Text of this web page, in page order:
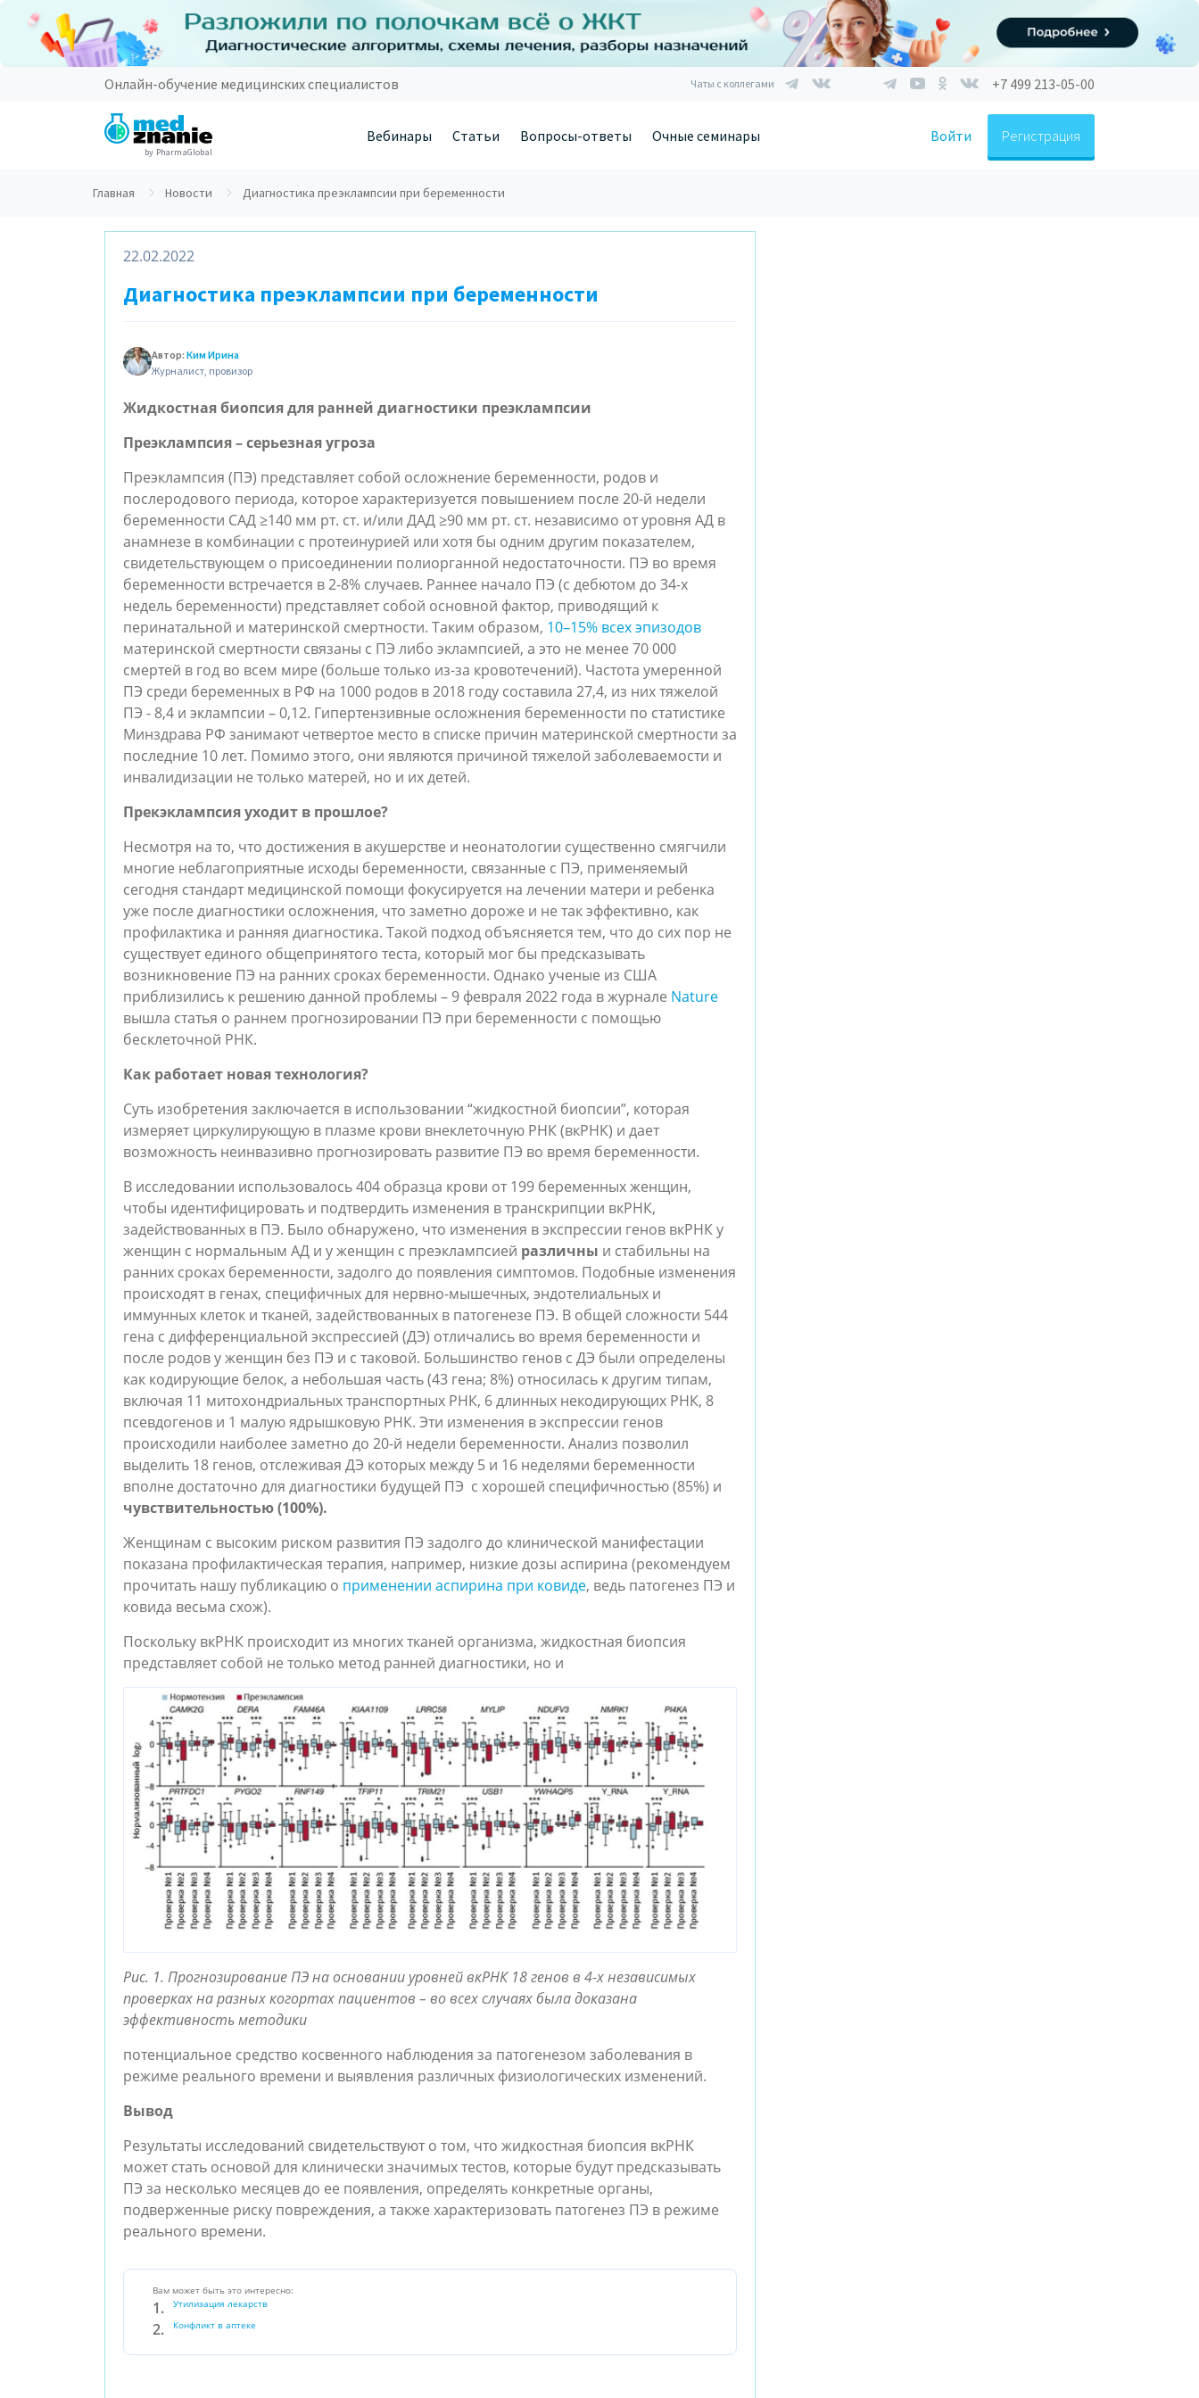
Онлайн-обучение медицинских специалистов Чаты с коллегами +7 499 213-05-00
by PharmaGlobal
Вебинары Статьи Вопросы-ответы Очные семинары Войти Регистрация
Главная Новости Диагностика преэклампсии при беременности
22.02.2022
Диагностика преэклампсии при беременности
Автор: Ким Ирина
Журналист, провизор
Жидкостная биопсия для ранней диагностики преэклампсии
Преэклампсия – серьезная угроза
Преэклампсия (ПЭ) представляет собой осложнение беременности, родов и
послеродового периода, которое характеризуется повышением после 20-й недели
беременности САД ≥140 мм рт. ст. и/или ДАД ≥90 мм рт. ст. независимо от уровня АД в
анамнезе в комбинации с протеинурией или хотя бы одним другим показателем,
свидетельствующем о присоединении полиорганной недостаточности. ПЭ во время
беременности встречается в 2-8% случаев. Раннее начало ПЭ (с дебютом до 34-х
недель беременности) представляет собой основной фактор, приводящий к
перинатальной и материнской смертности. Таким образом, 10–15% всех эпизодов
материнской смертности связаны с ПЭ либо эклампсией, а это не менее 70 000
смертей в год во всем мире (больше только из-за кровотечений). Частота умеренной
ПЭ среди беременных в РФ на 1000 родов в 2018 году составила 27,4, из них тяжелой
ПЭ - 8,4 и эклампсии – 0,12. Гипертензивные осложнения беременности по статистике
Минздрава РФ занимают четвертое место в списке причин материнской смертности за
последние 10 лет. Помимо этого, они являются причиной тяжелой заболеваемости и
инвалидизации не только матерей, но и их детей.
Прекэклампсия уходит в прошлое?
Несмотря на то, что достижения в акушерстве и неонатологии существенно смягчили
многие неблагоприятные исходы беременности, связанные с ПЭ, применяемый
сегодня стандарт медицинской помощи фокусируется на лечении матери и ребенка
уже после диагностики осложнения, что заметно дороже и не так эффективно, как
профилактика и ранняя диагностика. Такой подход объясняется тем, что до сих пор не
существует единого общепринятого теста, который мог бы предсказывать
возникновение ПЭ на ранних сроках беременности. Однако ученые из США
приблизились к решению данной проблемы – 9 февраля 2022 года в журнале Nature
вышла статья о раннем прогнозировании ПЭ при беременности с помощью
бесклеточной РНК.
Как работает новая технология?
Суть изобретения заключается в использовании “жидкостной биопсии”, которая
измеряет циркулирующую в плазме крови внеклеточную РНК (вкРНК) и дает
возможность неинвазивно прогнозировать развитие ПЭ во время беременности.
В исследовании использовалось 404 образца крови от 199 беременных женщин,
чтобы идентифицировать и подтвердить изменения в транскрипции вкРНК,
задействованных в ПЭ. Было обнаружено, что изменения в экспрессии генов вкРНК у
женщин с нормальным АД и у женщин с преэклампсией различны и стабильны на
ранних сроках беременности, задолго до появления симптомов. Подобные изменения
происходят в генах, специфичных для нервно-мышечных, эндотелиальных и
иммунных клеток и тканей, задействованных в патогенезе ПЭ. В общей сложности 544
гена с дифференциальной экспрессией (ДЭ) отличались во время беременности и
после родов у женщин без ПЭ и с таковой. Большинство генов с ДЭ были определены
как кодирующие белок, а небольшая часть (43 гена; 8%) относилась к другим типам,
включая 11 митохондриальных транспортных РНК, 6 длинных некодирующих РНК, 8
псевдогенов и 1 малую ядрышковую РНК. Эти изменения в экспрессии генов
происходили наиболее заметно до 20-й недели беременности. Анализ позволил
выделить 18 генов, отслеживая ДЭ которых между 5 и 16 неделями беременности
вполне достаточно для диагностики будущей ПЭ с хорошей специфичностью (85%) и
чувствительностью (100%).
Женщинам с высоким риском развития ПЭ задолго до клинической манифестации
показана профилактическая терапия, например, низкие дозы аспирина (рекомендуем
прочитать нашу публикацию о применении аспирина при ковиде, ведь патогенез ПЭ и
ковида весьма схож).
Поскольку вкРНК происходит из многих тканей организма, жидкостная биопсия
представляет собой не только метод ранней диагностики, но и
Рис. 1. Прогнозирование ПЭ на основании уровней вкРНК 18 генов в 4-х независимых
проверках на разных когортах пациентов – во всех случаях была доказана
эффективность методики
потенциальное средство косвенного наблюдения за патогенезом заболевания в
режиме реального времени и выявления различных физиологических изменений.
Вывод
Результаты исследований свидетельствуют о том, что жидкостная биопсия вкРНК
может стать основой для клинически значимых тестов, которые будут предсказывать
ПЭ за несколько месяцев до ее появления, определять конкретные органы,
подверженные риску повреждения, а также характеризовать патогенез ПЭ в режиме
реального времени.
Вам может быть это интересно:
Утилизация лекарств
Конфликт в аптеке